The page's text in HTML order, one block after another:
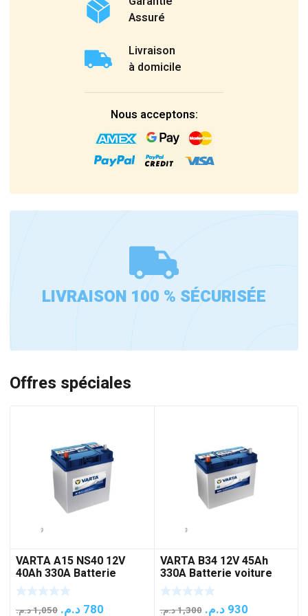
Assuré
Livraison
à domicile
Nous acceptons:
LIVRAISON 100 % SÉCURISÉE
Offres spéciales
VARTA A15 NS40 12V
40Ah 330A Batterie
voiture
1,050د.م.
Le
780 د.م.
VARTA B34 12V 45Ah
330A Batterie voiture
1,300د.م.
Le
930 د.م.
Le